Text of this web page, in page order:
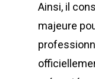
Ainsi, il
majeure